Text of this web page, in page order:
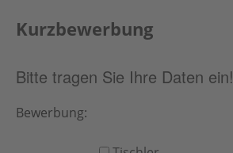
Kurzbewerbung
Bitte tragen Sie Ihre Daten ein!
Bewerbung: